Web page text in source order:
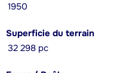
1950
Superficie du terrain
32 298 pc